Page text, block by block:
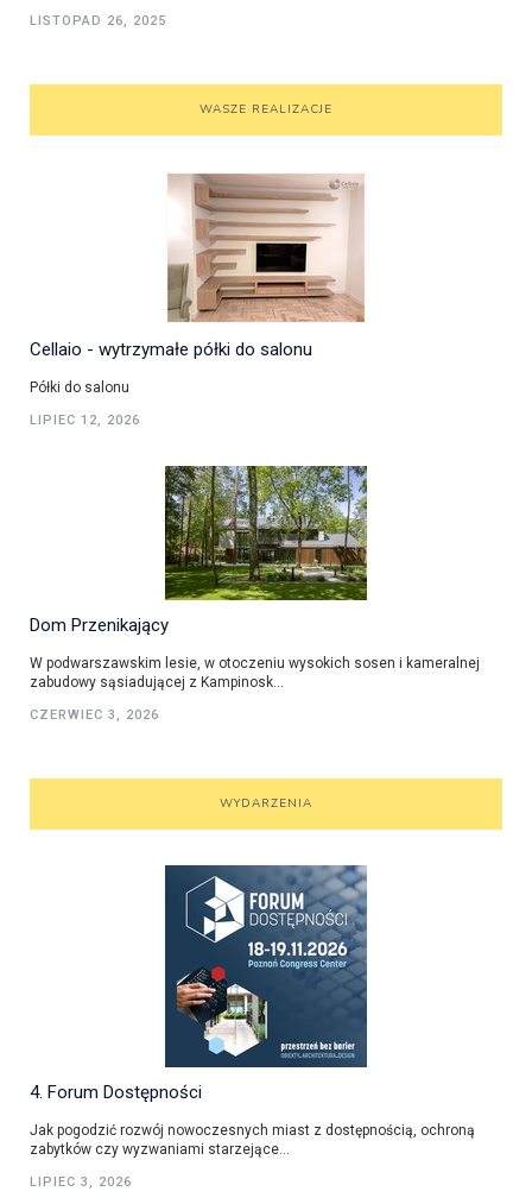
LISTOPAD 26, 2025
WASZE REALIZACJE
Cellaio - wytrzymałe półki do salonu
Półki do salonu
LIPIEC 12, 2026
Dom Przenikający
W podwarszawskim lesie, w otoczeniu wysokich sosen i kameralnej
zabudowy sąsiadującej z Kampinosk...
CZERWIEC 3, 2026
WYDARZENIA
4. Forum Dostępności
Jak pogodzić rozwój nowoczesnych miast z dostępnością, ochroną
zabytków czy wyzwaniami starzejące...
LIPIEC 3, 2026